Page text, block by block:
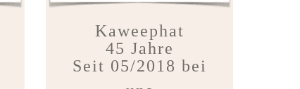
Kaweephat
45 Jahre
Seit 05/2018 bei